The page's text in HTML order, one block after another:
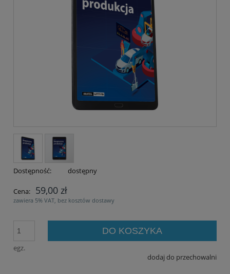
Dostępność: dostępny
Cena: 59,00 zł
zawiera 5% VAT, bez kosztów dostawy
egz.
DO KOSZYKA
dodaj do przechowalni